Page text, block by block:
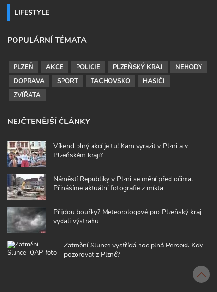
LIFESTYLE
POPULÁRNÍ TÉMATA
PLZEŇ AKCE POLICIE PLZEŇSKÝ KRAJ
NEHODY
DOPRAVA
SPORT TACHOVSKO
HASIČI
ZVÍŘATA
NEJČTENĚJŠÍ ČLÁNKY
Víkend plný akcí je tu! Kam vyrazit v Plzni a v
Plzeňském kraji?
Náměstí Republiky v Plzni se mění před očima.
Přinášíme aktuální fotografie z místa
Přijdou bouřky? Meteorologové pro Plzeňský kraj
vydali výstrahu
Zatmění Slunce vystřídá noc plná Perseid. Kdy
pozorovat z Plzně?